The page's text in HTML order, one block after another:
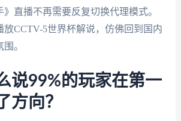
直播不再需要反复切换代理模式。
放CCTV-5世界杯解说，仿佛回到国内
。
说99%的玩家在第一
方向？